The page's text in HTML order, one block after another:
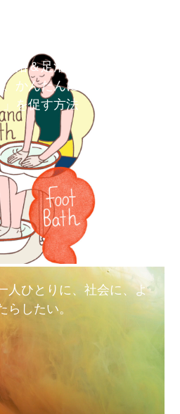
手浴＆足浴｜ほ
、かんたんに
」を促す方法
人ひとりに、社会に、よ
らしたい。